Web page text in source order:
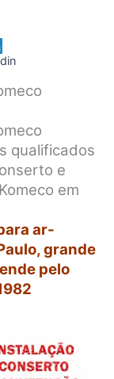
qualificados
e
em
ar-
grande
pelo